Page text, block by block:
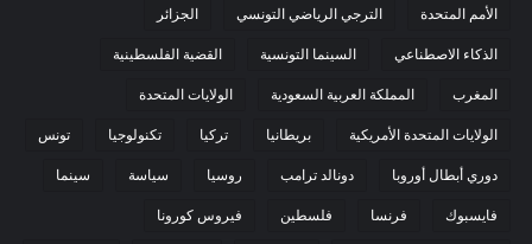
الأمم المتحدة الترجي الرياضي التونسي الجزائر
الذكاء الاصطناعي السينما التونسية القضية الفلسطينية
المغرب المملكة العربية السعودية الولايات المتحدة
الولايات المتحدة الأمريكية بريطانيا تركيا تكنولوجيا تونس
دوري أبطال أوروبا دونالد ترامب روسيا سياسة سينما
فايسبوك فرنسا فلسطين فيروس كورونا